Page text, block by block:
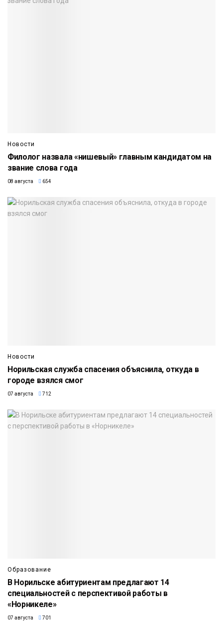
Новости
Филолог назвала «нишевый» главным кандидатом на
звание слова года
08 августа 654
Новости
Норильская служба спасения объяснила, откуда в
городе взялся смог
07 августа 712
Образование
В Норильске абитуриентам предлагают 14
специальностей с перспективой работы в
«Норникеле»
07 августа 701